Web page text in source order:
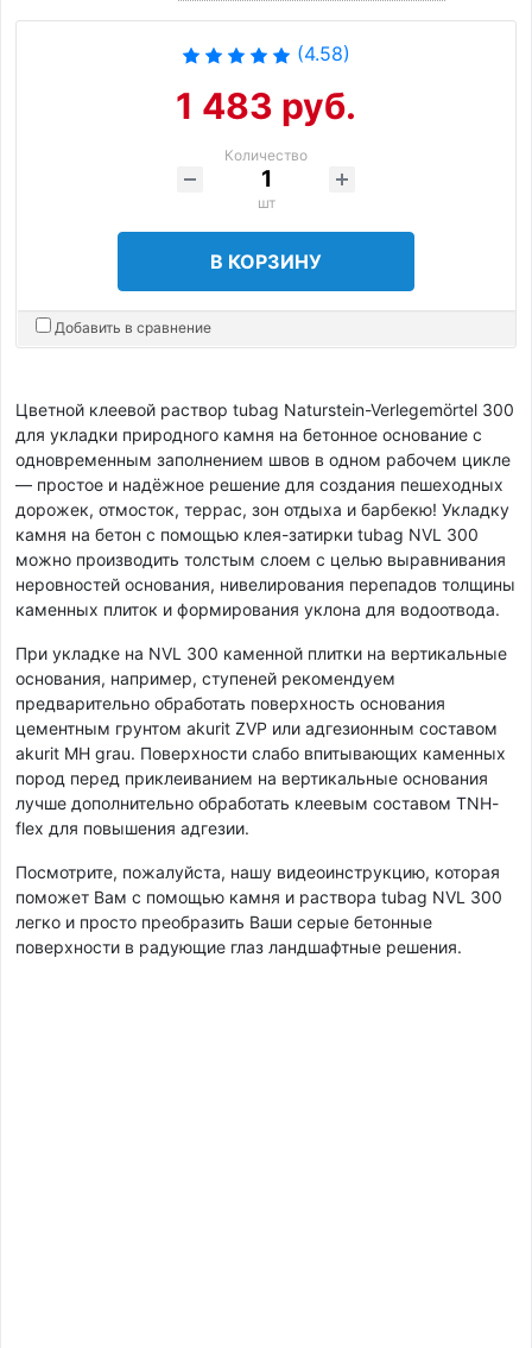
(4.58)
1 483 руб.
Количество
шт
В КОРЗИНУ
Добавить в сравнение
Цветной клеевой раствор tubag Naturstein-Verlegemörtel 300
для укладки природного камня на бетонное основание с
одновременным заполнением швов в одном рабочем цикле
— простое и надёжное решение для создания пешеходных
дорожек, отмосток, террас, зон отдыха и барбекю! Укладку
камня на бетон с помощью клея-затирки tubag NVL 300
можно производить толстым слоем с целью выравнивания
неровностей основания, нивелирования перепадов толщины
каменных плиток и формирования уклона для водоотвода.
При укладке на NVL 300 каменной плитки на вертикальные
основания, например, ступеней рекомендуем
предварительно обработать поверхность основания
цементным грунтом akurit ZVP или адгезионным составом
akurit MH grau. Поверхности слабо впитывающих каменных
пород перед приклеиванием на вертикальные основания
лучше дополнительно обработать клеевым составом TNH-
flex для повышения адгезии.
Посмотрите, пожалуйста, нашу видеоинструкцию, которая
поможет Вам с помощью камня и раствора tubag NVL 300
легко и просто преобразить Ваши серые бетонные
поверхности в радующие глаз ландшафтные решения.